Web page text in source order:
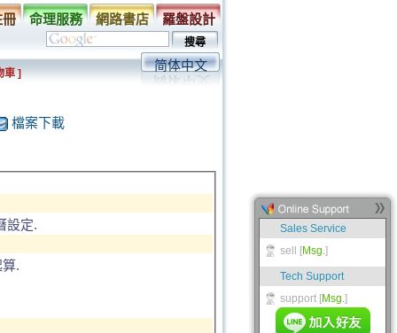
命理服務 網路書店 羅盤設計
車 ]
简体中文
檔案下載
設定.
.